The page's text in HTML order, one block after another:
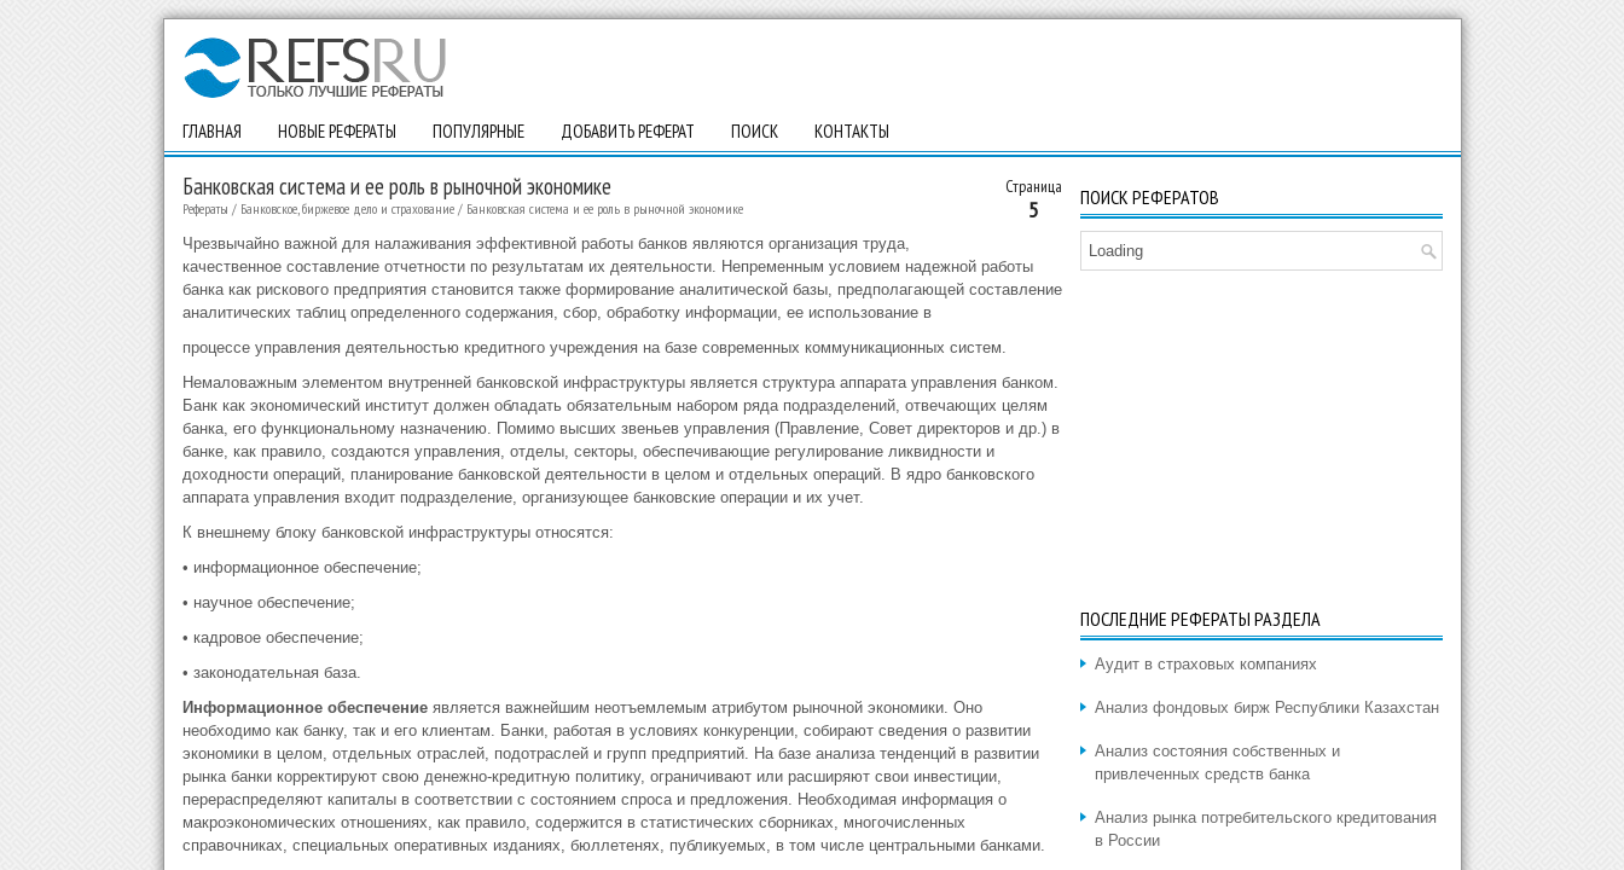
ГЛАВНАЯ НОВЫЕ РЕФЕРАТЫ ПОПУЛЯРНЫЕ ДОБАВИТЬ РЕФЕРАТ ПОИСК КОНТАКТЫ
Страница
5
Банковская система и ее роль в рыночной экономике
Рефераты / Банковское, биржевое дело и страхование/ Банковская система и ее роль в рыночной экономике
Чрезвычайно важной для налаживания эффективной работы банков являются организация труда,
качественное составление отчетности по результатам их деятельности. Непременным условием надежной работы
банка как рискового предприятия становится также формирование аналитической базы, предполагающей составление
аналитических таблиц определенного содержания, сбор, обработку информации, ее использование в
процессе управления деятельностью кредитного учреждения на базе современных коммуникационных систем.
Немаловажным элементом внутренней банковской инфраструктуры является структура аппарата управления банком.
Банк как экономический институт должен обладать обязательным набором ряда подразделений, отвечающих целям
банка, его функциональному назначению. Помимо высших звеньев управления (Правление, Совет директоров и др.) в
банке, как правило, создаются управления, отделы, секторы, обеспечивающие регулирование ликвидности и
доходности операций, планирование банковской деятельности в целом и отдельных операций. В ядро банковского
аппарата управления входит подразделение, организующее банковские операции и их учет.
К внешнему блоку банковской инфраструктуры относятся:
• информационное обеспечение;
• научное обеспечение;
• кадровое обеспечение;
• законодательная база.
Информационное обеспечение является важнейшим неотъемлемым атрибутом рыночной экономики. Оно
необходимо как банку, так и его клиентам. Банки, работая в условиях конкуренции, собирают сведения о развитии
экономики в целом, отдельных отраслей, подотраслей и групп предприятий. На базе анализа тенденций в развитии
рынка банки корректируют свою денежно-кредитную политику, ограничивают или расширяют свои инвестиции,
перераспределяют капиталы в соответствии с состоянием спроса и предложения. Необходимая информация о
макроэкономических отношениях, как правило, содержится в статистических сборниках, многочисленных
справочниках, специальных оперативных изданиях, бюллетенях, публикуемых, в том числе центральными банками.
ПОИСК РЕФЕРАТОВ
Loading
ПОСЛЕДНИЕ РЕФЕРАТЫ РАЗДЕЛА
Аудит в страховых компаниях
Анализ фондовых бирж Республики Казахстан
Анализ состояния собственных и
привлеченных средств банка
Анализ рынка потребительского кредитования
в России